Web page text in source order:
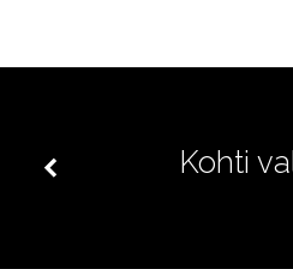
Kohti